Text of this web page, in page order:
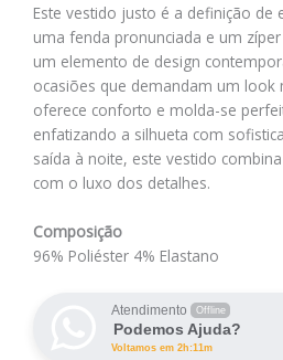
Este vestido justo é a definição de
uma fenda pronunciada e um
um elemento de design
ocasiões que demandam um look
oferece conforto e molda-se
enfatizando a silhueta com
saída à noite, este vestido
com o luxo dos detalhes.
Composição
96% Poliéster 4% Elastano
Atendimento Offline
Podemos Ajuda?
Voltamos em 2h:11m